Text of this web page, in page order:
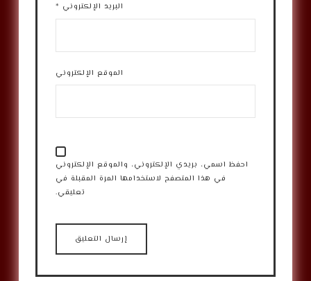
البريد الإلكتروني *
الموقع الإلكتروني
احفظ اسمي، بريدي الإلكتروني، والموقع الإلكتروني
في هذا المتصفح لاستخدامها المرة المقبلة في
تعليقي.